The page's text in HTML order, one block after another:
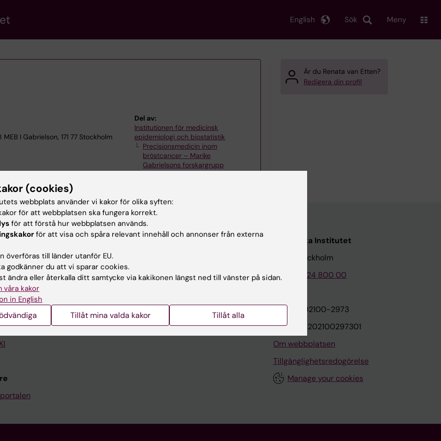
Sök
English Meny
I Gabrielson, 171 77 Stockholm
Del av:
Institutionen för medicinsk
epidemiologi och biostatistik
Precisionsmedicin inom
bröstcancer – Marike
Gabrielsons forskargrupp
Är du Renata van Etten?
Redigera din profil
Kontakta och besök KI
Stöd forskning och utbildning
Karolinska Institutet Innovation
Kontakta presstjänsten
Karolinska Institutet
171 77 Stockholm
Tel: 08-524 800 00
Org.nr: 202100-2973
VAT.nr: SE202100297301
Om webbplatsen
Tillgänglighetsredogörelse
Manage your cookies
(cookies)
webbplats använder vi kakor för olika syften:
för att webbplatsen ska fungera korrekt.
för att förstå hur webbplatsen används.
för att visa och spåra relevant innehåll och annonser från externa
överföras till länder utanför EU.
godkänner du att vi sparar cookies.
ändra eller återkalla ditt samtycke via kakikonen längst ned till vänster på sidan.
våra kakor
in English
Tillåt mina valda kakor Tillåt alla